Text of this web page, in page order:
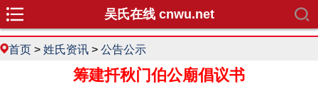
吴氏在线 cnwu.net
首页 > 姓氏资讯 > 公告公示
筹建扦秋门伯公廟倡议书